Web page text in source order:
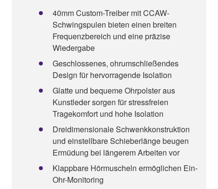
40mm Custom-Treiber mit CCAW-
Schwingspulen bieten einen breiten
Frequenzbereich und eine präzise
Wiedergabe
Geschlossenes, ohrumschließendes
Design für hervorragende Isolation
Glatte und bequeme Ohrpolster aus
Kunstleder sorgen für stressfreien
Tragekomfort und hohe Isolation
Dreidimensionale Schwenkkonstruktion
und einstellbare Schieberlänge beugen
Ermüdung bei längerem Arbeiten vor
Klappbare Hörmuscheln ermöglichen Ein-
Ohr-Monitoring